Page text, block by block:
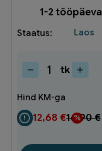
1-2 tööpäeva
Laos
Maalriteip
Sensitive
50mx50mm
04333-
00021-
tk
16,90€
12,68 €